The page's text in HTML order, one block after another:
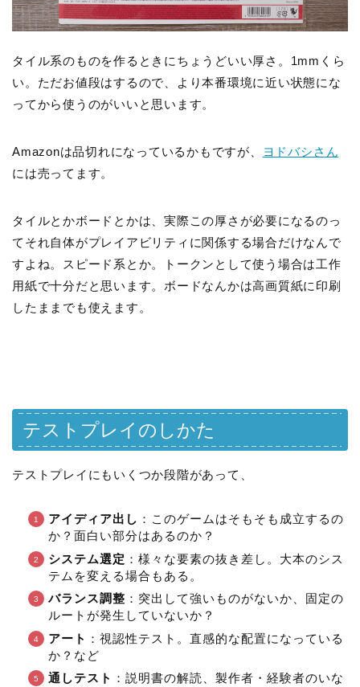
タイル系のものを作るときにちょうどいい厚さ。1mmくら
い。ただお値段はするので、より本番環境に近い状態にな
ってから使うのがいいと思います。
Amazonは品切れになっているかもですが、
ヨドバシさん
には売ってます。
タイルとかボードとかは、実際この厚さが必要になるのっ
てそれ自体がプレイアビリティに関係する場合だけなんで
すよね。スピード系とか。トークンとして使う場合は工作
用紙で十分だと思います。ボードなんかは高画質紙に印刷
したままでも使えます。
テストプレイのしかた
テストプレイにもいくつか段階があって、
アイディア出し ：このゲームはそもそも成立するの
か？面白い部分はあるのか？
システム選定 ：様々な要素の抜き差し。大本のシス
テムを変える場合もある。
バランス調整 ：突出して強いものがないか、固定の
ルートが発生していないか？
アート ：視認性テスト。直感的な配置になっている
か？など
通しテスト ：説明書の解読、製作者・経験者のいな